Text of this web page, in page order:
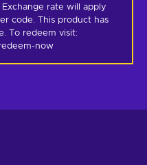
rate will apply
code. This product has
To redeem visit:
now